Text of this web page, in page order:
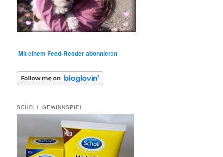
Mit einem Feed-Reader abonnieren
SCHOLL GEWINNSPIEL